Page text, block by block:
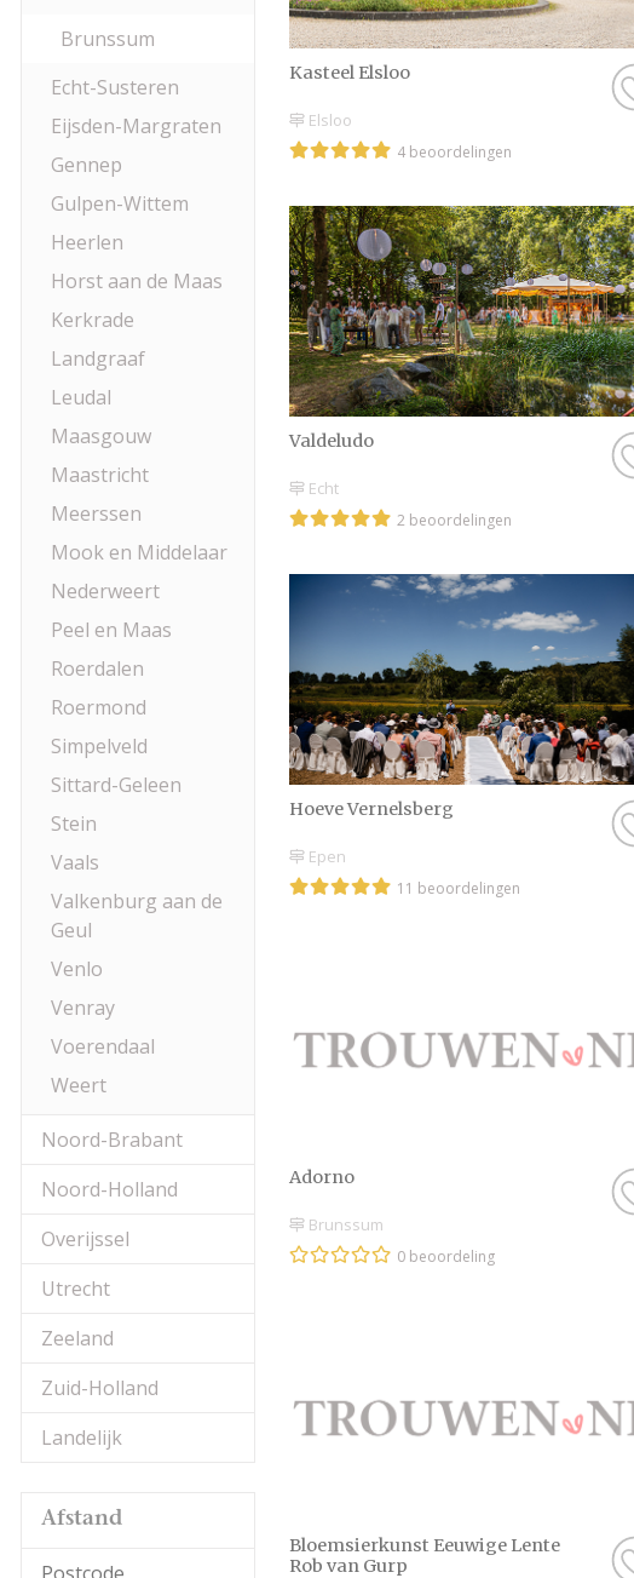
Brunssum
Echt-Susteren
Eijsden-Margraten
Gennep
Gulpen-Wittem
Heerlen
Horst aan de Maas
Kerkrade
Landgraaf
Leudal
Maasgouw
Maastricht
Meerssen
Mook en Middelaar
Nederweert
Peel en Maas
Roerdalen
Roermond
Simpelveld
Sittard-Geleen
Stein
Vaals
Valkenburg aan de
Geul
Venlo
Venray
Voerendaal
Weert
Noord-Brabant
Noord-Holland
Overijssel
Utrecht
Zeeland
Zuid-Holland
Landelijk
Afstand
Kasteel Elsloo
Elsloo
4 beoordelingen
Valdeludo
Echt
2 beoordelingen
Hoeve Vernelsberg
Epen
11 beoordelingen
Adorno
Brunssum
0 beoordeling
Bloemsierkunst Eeuwige Lente
Rob van Gurp